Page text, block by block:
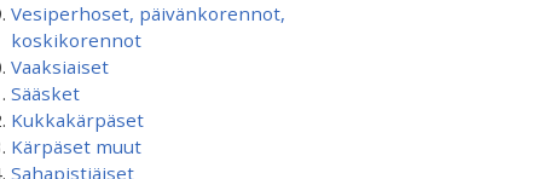
Vesiperhoset, päivänkorennot,
koskikorennot
Vaaksiaiset
Sääsket
Kukkakärpäset
Kärpäset muut
Sahapistiäiset